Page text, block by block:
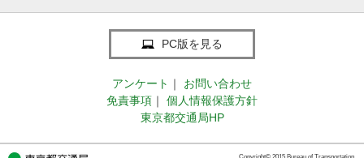
PC版を見る
アンケート ｜
お問い合わせ
免責事項 ｜
個人情報保護方針
東京都交通局HP